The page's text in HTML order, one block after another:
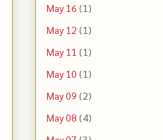
May 16 (1)
May 12 (1)
May 11 (1)
May 10 (1)
May 09 (2)
May 08 (4)